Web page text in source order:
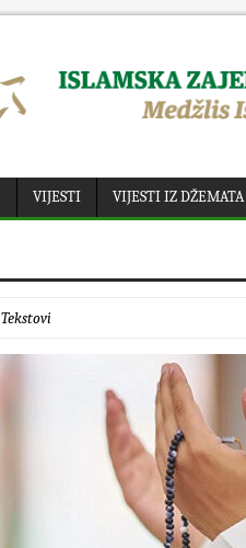
VIJESTI VIJESTI IZ DŽEMATA
Tekstovi